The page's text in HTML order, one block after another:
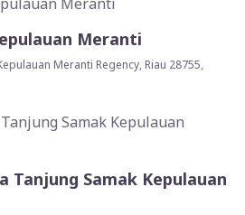
Meranti
Meranti Regency, Riau 28755,
Tanjung Samak Kepulauan